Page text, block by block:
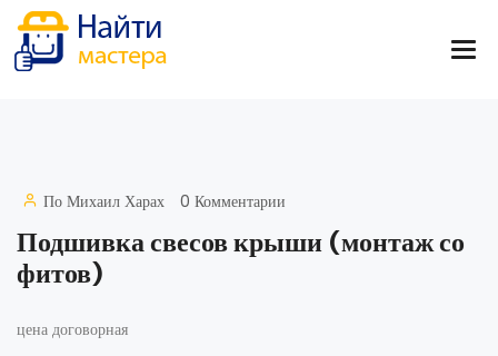
По Михаил Харах 0 Комментарии
Подшивка свесов крыши (монтаж со
фитов)
цена договорная